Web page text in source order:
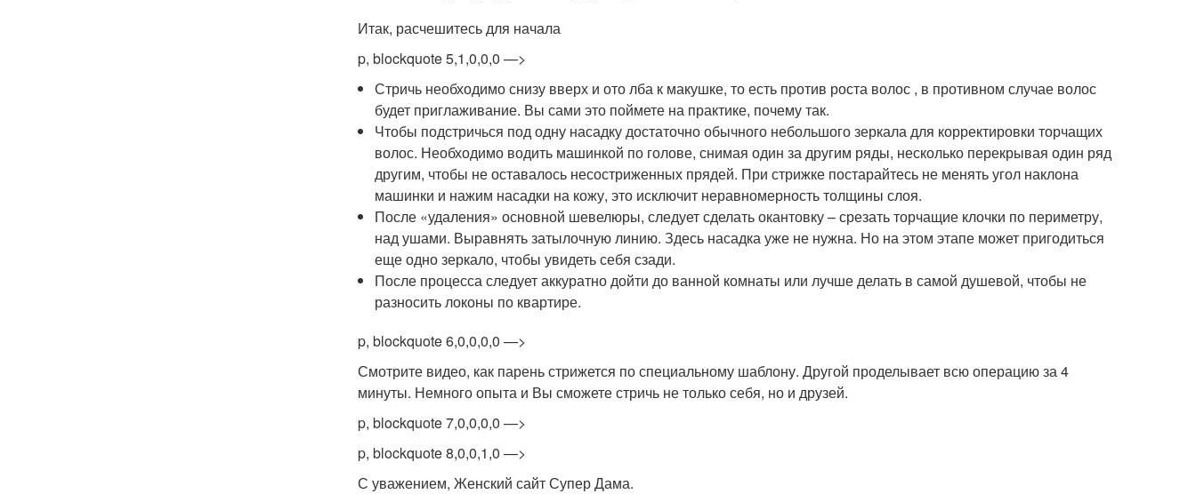
Итак, расчешитесь для начала
p, blockquote 5,1,0,0,0 —>
Стричь необходимо снизу вверх и ото лба к макушке, то есть против роста волос , в противном случае волос
будет приглаживание. Вы сами это поймете на практике, почему так.
Чтобы подстричься под одну насадку достаточно обычного небольшого зеркала для корректировки торчащих
волос. Необходимо водить машинкой по голове, снимая один за другим ряды, несколько перекрывая один ряд
другим, чтобы не оставалось несостриженных прядей. При стрижке постарайтесь не менять угол наклона
машинки и нажим насадки на кожу, это исключит неравномерность толщины слоя.
После «удаления» основной шевелюры, следует сделать окантовку – срезать торчащие клочки по периметру,
над ушами. Выравнять затылочную линию. Здесь насадка уже не нужна. Но на этом этапе может пригодиться
еще одно зеркало, чтобы увидеть себя сзади.
После процесса следует аккуратно дойти до ванной комнаты или лучше делать в самой душевой, чтобы не
разносить локоны по квартире.
p, blockquote 6,0,0,0,0 —>
Смотрите видео, как парень стрижется по специальному шаблону. Другой проделывает всю операцию за 4
минуты. Немного опыта и Вы сможете стричь не только себя, но и друзей.
p, blockquote 7,0,0,0,0 —>
p, blockquote 8,0,0,1,0 —>
С уважением, Женский сайт Супер Дама.